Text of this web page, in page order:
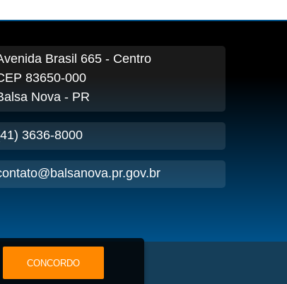
Brasil 665 - Centro
83650-000
Nova - PR
3636-8000
CONCORDO